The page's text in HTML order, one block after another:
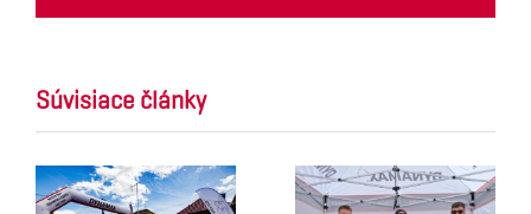
Súvisiace články